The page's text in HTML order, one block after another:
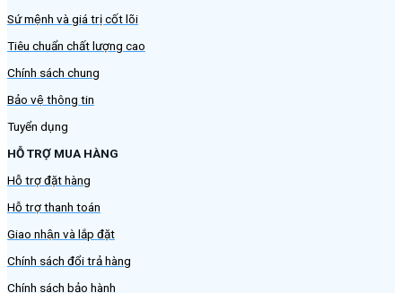
Sứ mệnh và giá trị cốt lõi
Tiêu chuẩn chất lượng cao
Chính sách chung
Bảo vệ thông tin
Tuyển dụng
HỖ TRỢ MUA HÀNG
Hỗ trợ đặt hàng
Hỗ trợ thanh toán
Giao nhận và lắp đặt
Chính sách đổi trả hàng
Chính sách bảo hành